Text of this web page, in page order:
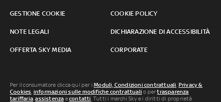
GESTIONE COOKIE COOKIE POLICY
NOTE LEGALI DICHIARAZIONE DI ACCESSIBILITÀ
OFFERTA SKY MEDIA CORPORATE
Per il consumatore clicca qui per iModuli, Condizioni contrattuali, Privacy &
Cookies, informazioni sulle modifiche contrattuali o pertrasparenza
tariffaria,assistenza econtatti. Tutti i marchi Sky e i diritti di proprietà